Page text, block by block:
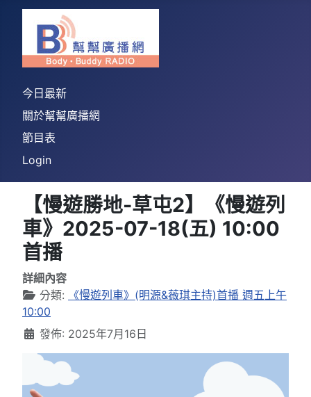
今日最新
關於幫幫廣播網
節目表
Login
【慢遊勝地-草屯2】《慢遊列
車》2025-07-18(五) 10:00
首播
詳細內容
分類:
《慢遊列車》(明源&薇琪主持)首播 週五上午
10:00
發佈: 2025年7月16日